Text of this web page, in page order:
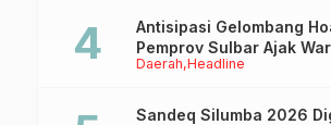
Daerah Headline
Antisipasi Gelombang
Pemprov Sulbar Ajak
Ruang Digital
Sandeq Silumba 2026